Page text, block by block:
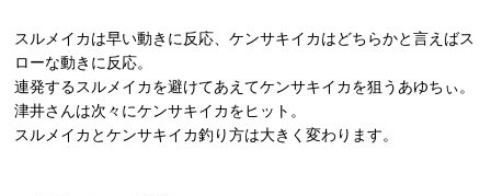
スルメイカは早い動きに反応、ケンサキイカはどちらかと言えばス
ローな動きに反応。
連発するスルメイカを避けてあえてケンサキイカを狙うあゆちぃ。
津井さんは次々にケンサキイカをヒット。
スルメイカとケンサキイカ釣り方は大きく変わります。